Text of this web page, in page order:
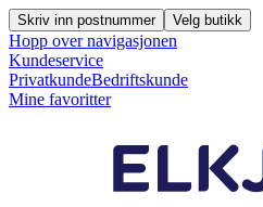
Skriv inn postnummer Velg butikk
Hopp over navigasjonen
Kundeservice
PrivatkundeBedriftskunde
Mine favoritter